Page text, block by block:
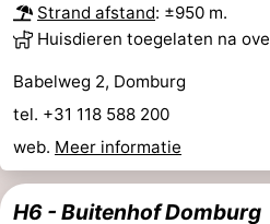
Strand afstand: ±950 m.
Huisdieren toegelaten na
Babelweg 2, Domburg
tel. +31 118 588 200
web. Meer informatie
H6 - Buitenhof Domburg